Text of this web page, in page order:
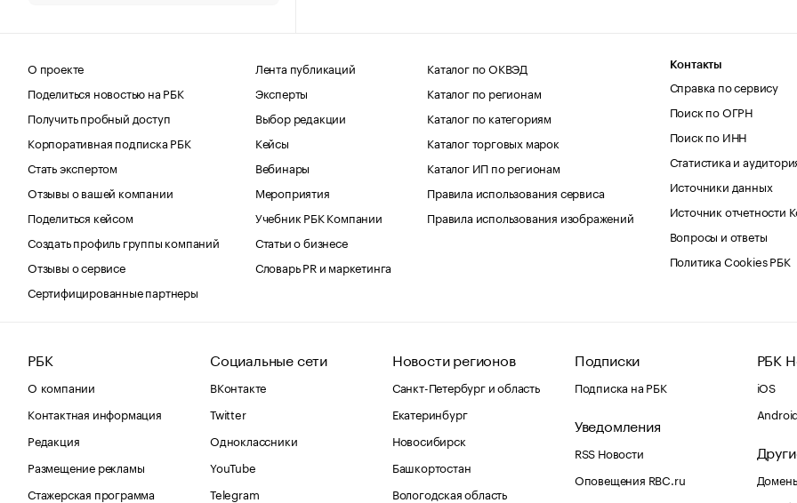
О проекте
Поделиться новостью на РБК
Получить пробный доступ
Корпоративная подписка РБК
Стать экспертом
Отзывы о вашей компании
Поделиться кейсом
Создать профиль группы компаний
Отзывы о сервисе
Сертифицированные партнеры
Лента публикаций
Эксперты
Выбор редакции
Кейсы
Вебинары
Мероприятия
Учебник РБК Компании
Статьи о бизнесе
Словарь PR и маркетинга
Каталог по ОКВЭД
Каталог по регионам
Каталог по категориям
Каталог торговых марок
Каталог ИП по регионам
Правила использования сервиса
Правила использования изображений
Контакты
Справка по сервису
Поиск по ОГРН
Поиск по ИНН
Статистика и
Источники данных
Источник отчетности
Вопросы и ответы
Политика Cookies РБК
РБК
О компании
Контактная информация
Редакция
Размещение рекламы
Стажерская программа
Социальные сети
ВКонтакте
Twitter
Одноклассники
YouTube
Telegram
Новости регионов
Санкт-Петербург и область
Екатеринбург
Новосибирск
Башкортостан
Вологодская область
Подписки
Подписка на РБК
Уведомления
RSS Новости
Оповещения RBC.ru
РБК
iOS